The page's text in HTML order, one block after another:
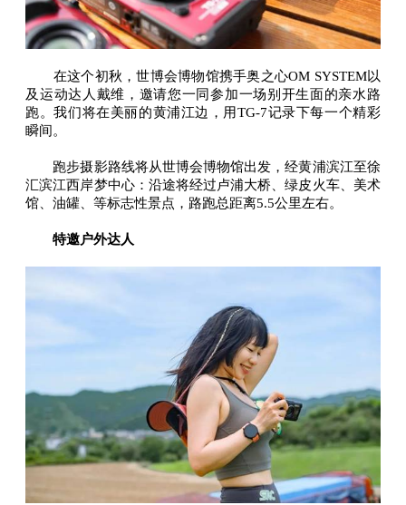
在这个初秋，世博会博物馆携手奥之心OM SYSTEM以
及运动达人戴维，邀请您一同参加一场别开生面的亲水路
跑。我们将在美丽的黄浦江边，用TG-7记录下每一个精彩
瞬间。
跑步摄影路线将从世博会博物馆出发，经黄浦滨江至徐
汇滨江西岸梦中心：沿途将经过卢浦大桥、绿皮火车、美术
馆、油罐、等标志性景点，路跑总距离5.5公里左右。
特邀户外达人